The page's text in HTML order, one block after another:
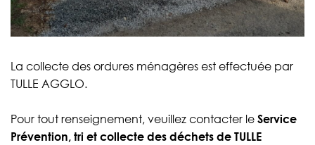
La collecte des ordures ménagères est effectuée par
TULLE AGGLO.
Pour tout renseignement, veuillez contacter le Service
Prévention, tri et collecte des déchets de TULLE